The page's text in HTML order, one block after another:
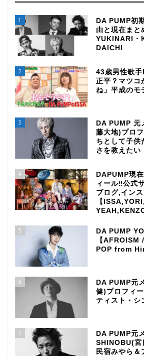
1
DA PUMP初
由と現在まと
YUKINARI・
DAICHI
2
43歳男性歌
正平？マツコ
ね」平成のモ
3
DA PUMP 元
藤大地)プロ
ちとして子供
さを教えたい
4
DAPUMP現
ィール‼公式
ブログ,インス
【
YEAH,KENZO
5
DA PUMP
【AFROISM
POP from
6
DA PUMP元
健)プロフィ
ティスト・シ
7
DA PUMP元
SHINOBU(宮
民宿みやら＆